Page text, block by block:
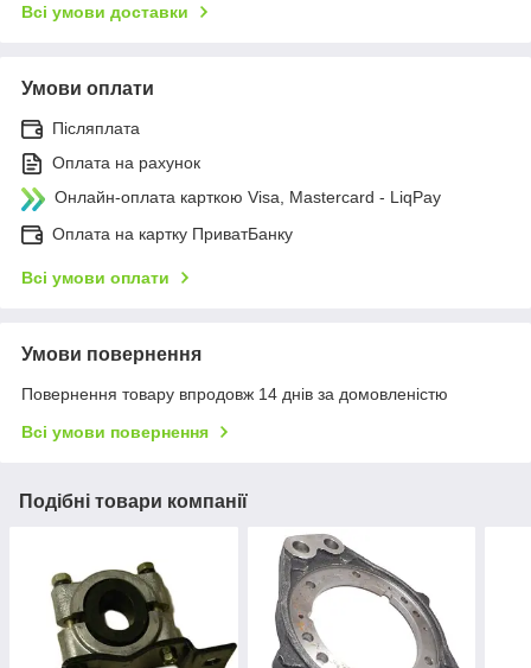
Всі умови доставки
Умови оплати
Післяплата
Оплата на рахунок
Онлайн-оплата карткою Visa, Mastercard - LiqPay
Оплата на картку ПриватБанку
Всі умови оплати
Умови повернення
Повернення товару впродовж 14 днів за домовленістю
Всі умови повернення
Подібні товари компанії